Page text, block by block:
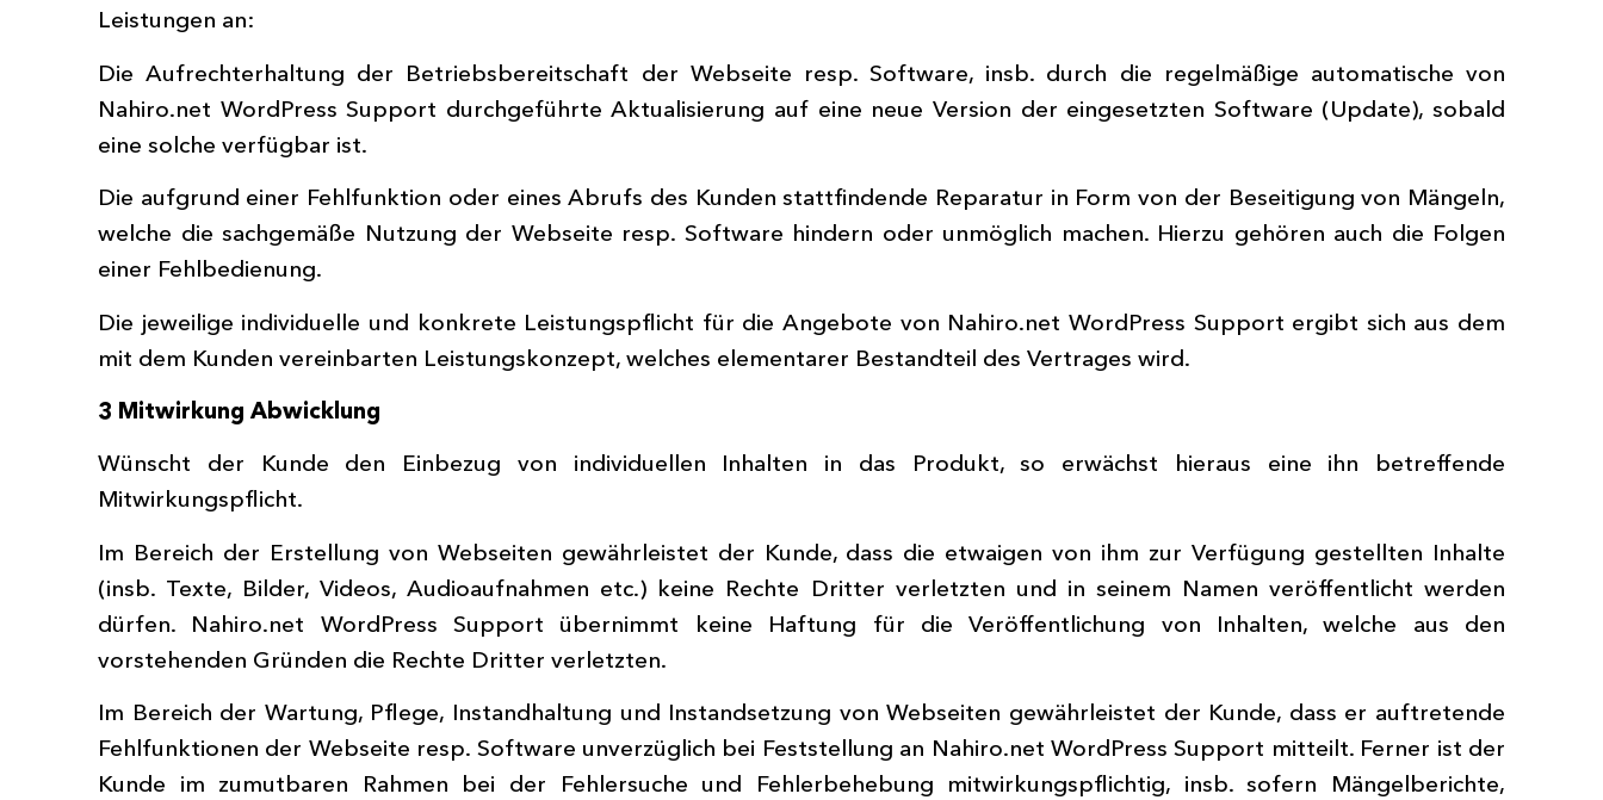
Leistungen an:
Die Aufrechterhaltung der Betriebsbereitschaft der Webseite resp. Software, insb. durch die regelmäßige automatische von
Nahiro.net WordPress Support durchgeführte Aktualisierung auf eine neue Version der eingesetzten Software (Update), sobald
eine solche verfügbar ist.
Die aufgrund einer Fehlfunktion oder eines Abrufs des Kunden stattfindende Reparatur in Form von der Beseitigung von Mängeln,
welche die sachgemäße Nutzung der Webseite resp. Software hindern oder unmöglich machen. Hierzu gehören auch die Folgen
einer Fehlbedienung.
Die jeweilige individuelle und konkrete Leistungspflicht für die Angebote von Nahiro.net WordPress Support ergibt sich aus dem
mit dem Kunden vereinbarten Leistungskonzept, welches elementarer Bestandteil des Vertrages wird.
3 Mitwirkung Abwicklung
Wünscht der Kunde den Einbezug von individuellen Inhalten in das Produkt, so erwächst hieraus eine ihn betreffende
Mitwirkungspflicht.
Im Bereich der Erstellung von Webseiten gewährleistet der Kunde, dass die etwaigen von ihm zur Verfügung gestellten Inhalte
(insb. Texte, Bilder, Videos, Audioaufnahmen etc.) keine Rechte Dritter verletzten und in seinem Namen veröffentlicht werden
dürfen. Nahiro.net WordPress Support übernimmt keine Haftung für die Veröffentlichung von Inhalten, welche aus den
vorstehenden Gründen die Rechte Dritter verletzten.
Im Bereich der Wartung, Pflege, Instandhaltung und Instandsetzung von Webseiten gewährleistet der Kunde, dass er auftretende
Fehlfunktionen der Webseite resp. Software unverzüglich bei Feststellung an Nahiro.net WordPress Support mitteilt. Ferner ist der
Kunde im zumutbaren Rahmen bei der Fehlersuche und Fehlerbehebung mitwirkungspflichtig, insb. sofern Mängelberichte,